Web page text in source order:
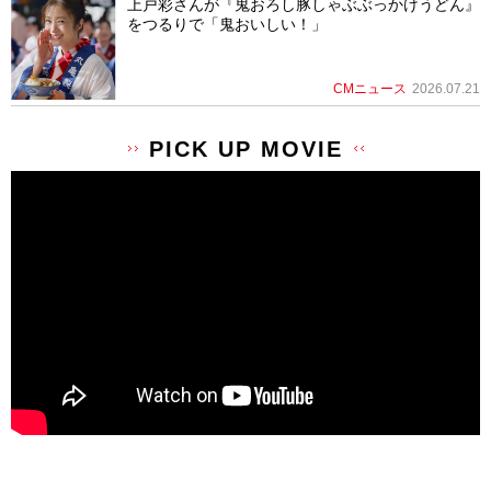
上戸彩さんが『鬼おろし豚しゃぶぶっかけうどん』
をつるりで「鬼おいしい！」
CMニュース 2026.07.21
PICK UP MOVIE